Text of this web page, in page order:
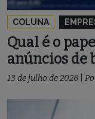
COLUNA
Qual é o
anúncios de
13 de julho de 2026